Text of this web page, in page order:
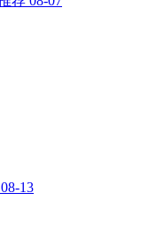
08-13